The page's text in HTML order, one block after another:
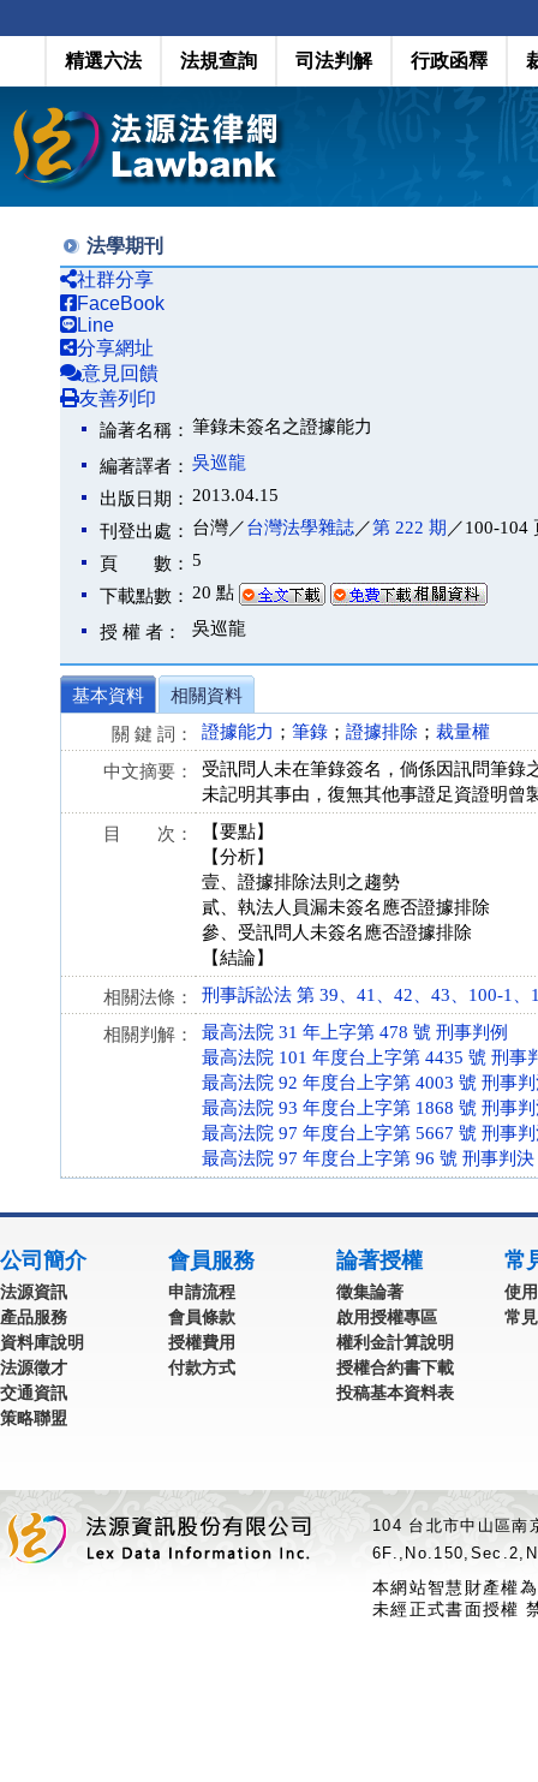
精選六法 法規查詢 司法判解 行政函釋
法學期刊
社群分享
FaceBook
Line
分享網址
意見回饋
友善列印
論著名稱： 筆錄未簽名之證據能力
編著譯者： 吳巡龍
出版日期： 2013.04.15
刊登出處： 台灣／台灣法學雜誌／第 222 期 ／100-104
頁 數： 5
下載點數： 20 點
授 權 者： 吳巡龍
基本資料
相關資料
關 鍵 詞：
證據能力 ； 筆錄 ； 證據排除 ； 裁量權
中文摘要：
受訊問人未在筆錄簽名，倘係因訊問筆錄
未記明其事由，復無其他事證足資證明曾
目 次：
【要點】
【分析】
壹、證據排除法則之趨勢
貳、執法人員漏未簽名應否證據排除
參、受訊問人未簽名應否證據排除
【結論】
相關法條： 刑事訴訟法 第 39、41、42、43、100-1
相關判解：
最高法院 31 年上字第 478 號 刑事判例
最高法院 101 年度台上字第 4435 號 刑事
最高法院 92 年度台上字第 4003 號 刑事
最高法院 93 年度台上字第 1868 號 刑事
最高法院 97 年度台上字第 5667 號 刑事
最高法院 97 年度台上字第 96 號 刑事判決
公司簡介
法源資訊
產品服務
資料庫說明
法源徵才
交通資訊
策略聯盟
會員服務
申請流程
會員條款
授權費用
付款方式
論著授權
徵集論著
啟用授權專區
權利金計算說明
授權合約書下載
投稿基本資料表
常
使
常
104 台北市中山區
本網站智慧財產權
未經正式書面授權